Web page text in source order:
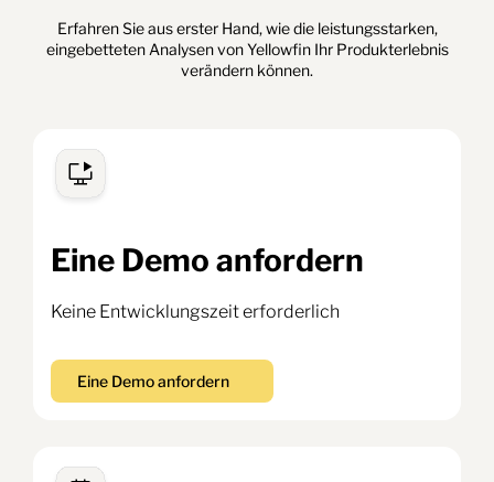
Erfahren Sie aus erster Hand, wie die leistungsstarken,
eingebetteten Analysen von Yellowfin Ihr Produkterlebnis
verändern können.
Eine Demo anfordern
Keine Entwicklungszeit erforderlich
Eine Demo anfordern